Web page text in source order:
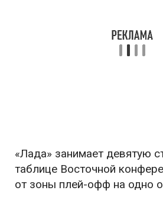
«Лада» занимает девятую
таблице Восточной
от зоны плей-офф на одно